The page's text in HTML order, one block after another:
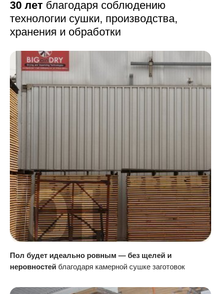
30 лет благодаря соблюдению
технологии сушки, производства,
хранения и обработки
Пол будет идеально ровным — без щелей и
неровностей благодаря камерной сушке заготовок